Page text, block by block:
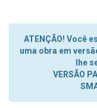
ATENÇÃO! Você
uma obra em
lhe
VERSÃO